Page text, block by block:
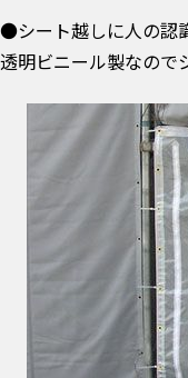
●シート越しに人の認
透明ビニール製なので